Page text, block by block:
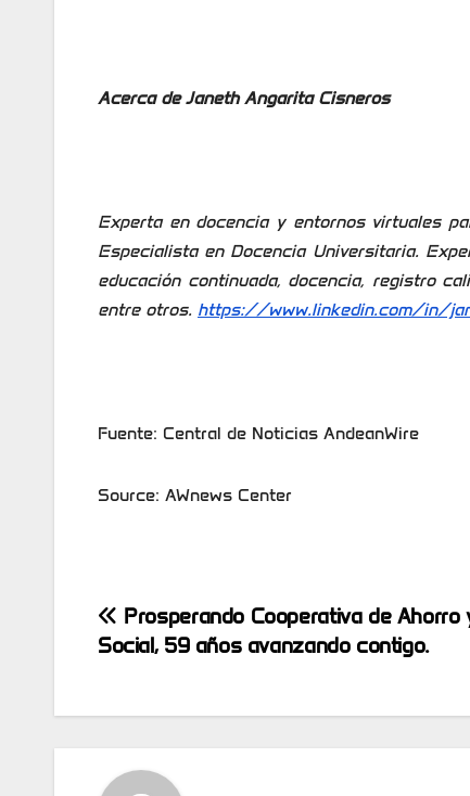
Acerca de Janeth Angarita Cisneros
Experta en docencia y entornos virtuales
Especialista en Docencia Universitaria.
educación continuada, docencia, registro
entre otros. https://www.linkedin.com/in/
Fuente: Central de Noticias AndeanWire
Source: AWnews Center
Post
Prosperando Cooperativa de Ahorro
Social, 59 años avanzando contigo.